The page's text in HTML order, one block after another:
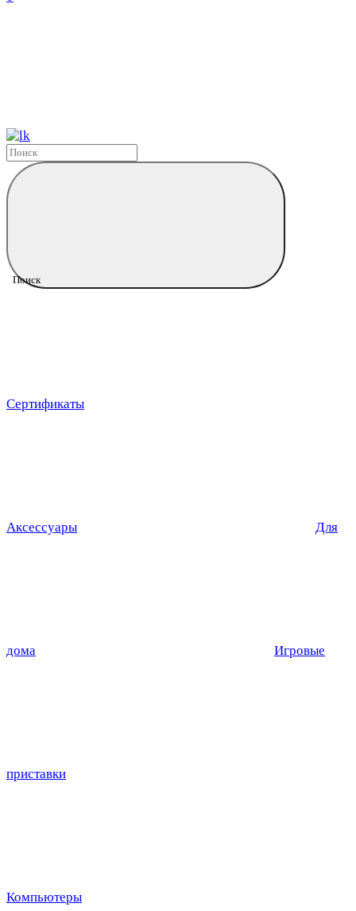
Поиск
Сертификаты
Аксессуары Для
дома Игровые
приставки
Компьютеры